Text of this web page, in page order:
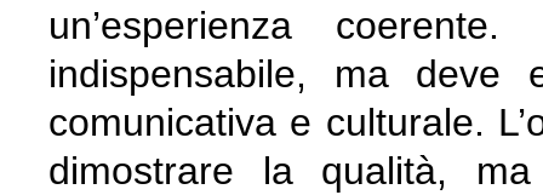
un’esperienza
indispensabile, ma deve
comunicativa e culturale.
dimostrare la qualità,